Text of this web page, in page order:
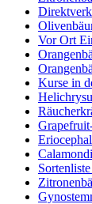
Vor Ort
Kurse in